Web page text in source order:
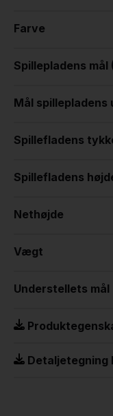
Farve
Spillepladens mål
Mål spillepladens
Spillefladens
Spillefladens
Nethøjde
Vægt
Understellets mål
Detaljetegning